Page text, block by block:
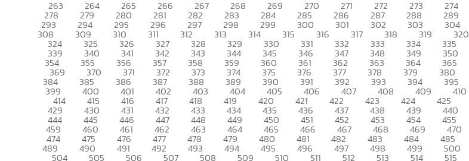
263 264 265 266 267 268 269 270 271 272 273 274
278 279 280 281 282 283 284 285 286 287 288 289
293 294 295 296 297 298 299 300 301 302 303 304
308 309 310 311 312 313 314 315 316 317 318 319 320
324 325 326 327 328 329 330 331 332 333 334 335
339 340 341 342 343 344 345 346 347 348 349 350
354 355 356 357 358 359 360 361 362 363 364 365
369 370 371 372 373 374 375 376 377 378 379 380
384 385 386 387 388 389 390 391 392 393 394 395
399 400 401 402 403 404 405 406 407 408 409 410
414 415 416 417 418 419 420 421 422 423 424 425
429 430 431 432 433 434 435 436 437 438 439 440
444 445 446 447 448 449 450 451 452 453 454 455
459 460 461 462 463 464 465 466 467 468 469 470
474 475 476 477 478 479 480 481 482 483 484 485
489 490 491 492 493 494 495 496 497 498 499 500
504 505 506 507 508 509 510 511 512 513 514 515